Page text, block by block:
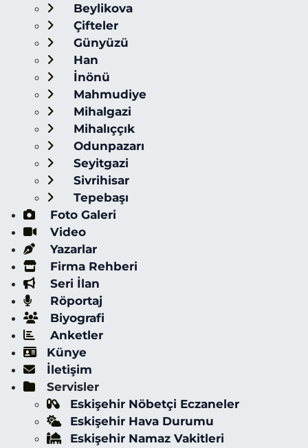
Beylikova
Çifteler
Günyüzü
Han
İnönü
Mahmudiye
Mihalgazi
Mihalıççık
Odunpazarı
Seyitgazi
Sivrihisar
Tepebaşı
Foto Galeri
Video
Yazarlar
Firma Rehberi
Seri İlan
Röportaj
Biyografi
Anketler
Künye
İletişim
Servisler
Eskişehir Nöbetçi Eczaneler
Eskişehir Hava Durumu
Eskişehir Namaz Vakitleri